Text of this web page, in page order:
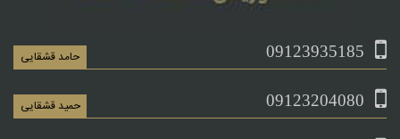
09123935185 حامد قشقایی
09123204080 حمید قشقایی